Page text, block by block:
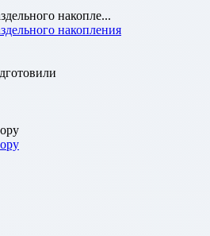
накопле...
накопления